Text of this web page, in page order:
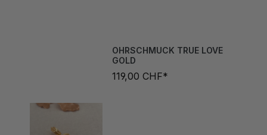
GOLD
119,00 CHF*